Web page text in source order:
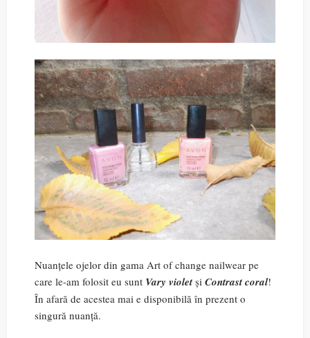
Nuanțele ojelor din gama Art of change nailwear pe
care le-am folosit eu sunt Vary violetși Contrast coral!
În afară de acestea mai e disponibilă în prezent o
singură nuanță.